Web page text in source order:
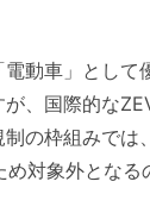
動車」として
、国際的な
の枠組みでは
対象外となる